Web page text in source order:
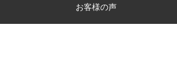
お客様の声